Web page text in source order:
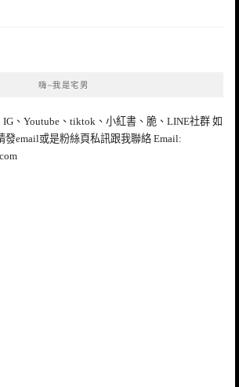
嗨~我是宅男
、Youtube、tiktok、小紅書、脆、LINE社群 如
發email或是粉絲頁私訊跟我聯絡 Email: